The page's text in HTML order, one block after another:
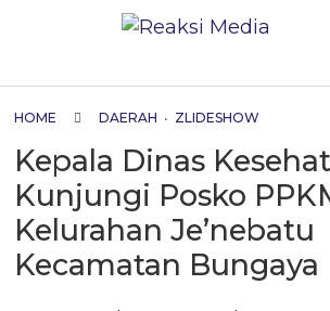
HOME DAERAH • ZLIDESHOW
Kepala Dinas
Kunjungi Posko
Kelurahan Je’nebatu
Kecamatan Bungaya